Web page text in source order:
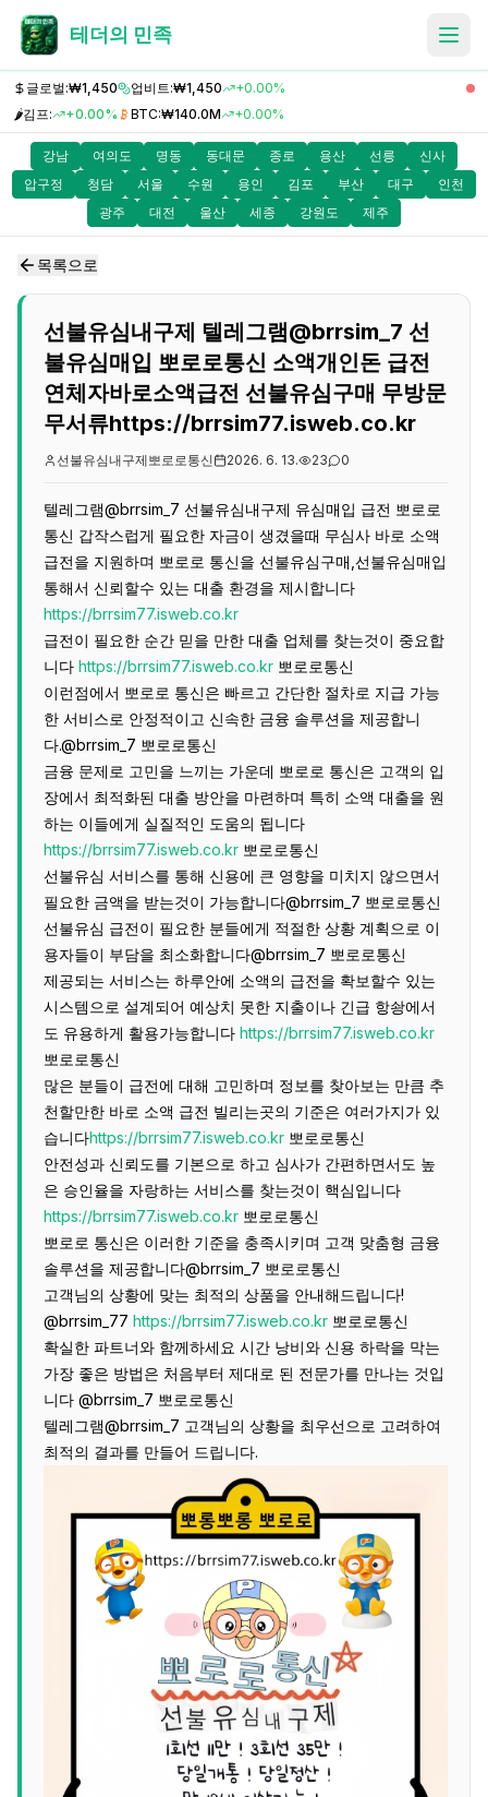
테더의 민족
글로벌:₩1,450 업비트:₩1,450
+0.00%
🌶️김프: +0.00% BTC:₩140.0M +0.00%
강남 여의도 명동 동대문 종로 용산 선릉
신사
압구정
청담 서울 수원 용인 김포 부산 대구
인천
광주
대전 울산 세종 강원도 제주
목록으로
선불유심내구제 텔레그램@brrsim_7 선
불유심매입 뽀로로통신 소액개인돈 급전
연체자바로소액급전 선불유심구매 무방문
무서류https://brrsim77.isweb.co.kr
선불유심내구제뽀로로통신 2026. 6. 13. 23 0
텔레그램@brrsim_7 선불유심내구제 유심매입 급전 뽀로로
통신 갑작스럽게 필요한 자금이 생겼을때 무심사 바로 소액
급전을 지원하며 뽀로로 통신을 선불유심구매,선불유심매입
통해서 신뢰할수 있는 대출 환경을 제시합니다
https://brrsim77.isweb.co.kr
급전이 필요한 순간 믿을 만한 대출 업체를 찾는것이 중요합
니다 https://brrsim77.isweb.co.kr 뽀로로통신
이런점에서 뽀로로 통신은 빠르고 간단한 절차로 지급 가능
한 서비스로 안정적이고 신속한 금융 솔루션을 제공합니
다.@brrsim_7 뽀로로통신
금융 문제로 고민을 느끼는 가운데 뽀로로 통신은 고객의 입
장에서 최적화된 대출 방안을 마련하며 특히 소액 대출을 원
하는 이들에게 실질적인 도움의 됩니다
https://brrsim77.isweb.co.kr 뽀로로통신
선불유심 서비스를 통해 신용에 큰 영향을 미치지 않으면서
필요한 금액을 받는것이 가능합니다@brrsim_7 뽀로로통신
선불유심 급전이 필요한 분들에게 적절한 상황 계획으로 이
용자들이 부담을 최소화합니다@brrsim_7 뽀로로통신
제공되는 서비스는 하루안에 소액의 급전을 확보할수 있는
시스템으로 설계되어 예상치 못한 지출이나 긴급 항솽에서
도 유용하게 활용가능합니다 https://brrsim77.isweb.co.kr
뽀로로통신
많은 분들이 급전에 대해 고민하며 정보를 찾아보는 만큼 추
천할만한 바로 소액 급전 빌리는곳의 기준은 여러가지가 있
습니다https://brrsim77.isweb.co.kr 뽀로로통신
안전성과 신뢰도를 기본으로 하고 심사가 간편하면서도 높
은 승인율을 자랑하는 서비스를 찾는것이 핵심입니다
https://brrsim77.isweb.co.kr 뽀로로통신
뽀로로 통신은 이러한 기준을 충족시키며 고객 맞춤형 금융
솔루션을 제공합니다@brrsim_7 뽀로로통신
고객님의 상황에 맞는 최적의 상품을 안내해드립니다!
@brrsim_77 https://brrsim77.isweb.co.kr 뽀로로통신
확실한 파트너와 함께하세요 시간 낭비와 신용 하락을 막는
가장 좋은 방법은 처음부터 제대로 된 전문가를 만나는 것입
니다 @brrsim_7 뽀로로통신
텔레그램@brrsim_7 고객님의 상황을 최우선으로 고려하여
최적의 결과를 만들어 드립니다.